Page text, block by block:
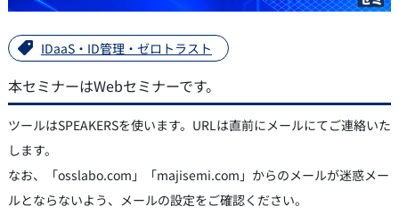
IDaaS・ID管理・ゼロトラスト
本セミナーはWebセミナーです。
ツールはSPEAKERSを使います。URLは直前にメールにてご連絡いた
します。
なお、「osslabo.com」「majisemi.com」からのメールが迷惑メー
ルとならないよう、メールの設定をご確認ください。